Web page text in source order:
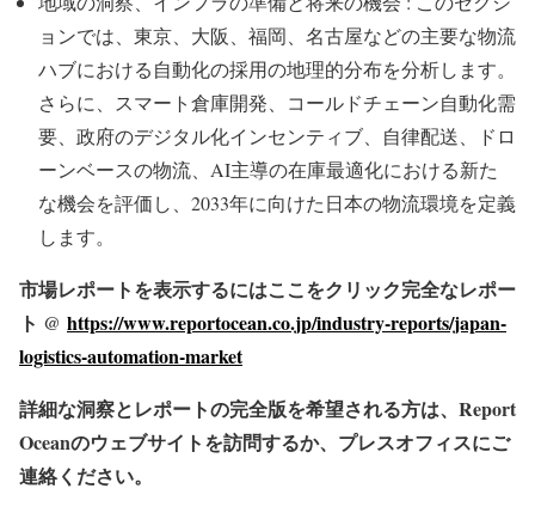
ョンでは、東京、大阪、福岡、名古屋などの主要な物流
ハブにおける自動化の採用の地理的分布を分析します。
さらに、スマート倉庫開発、コールドチェーン自動化需
要、政府のデジタル化インセンティブ、自律配送、ドロ
ーンベースの物流、AI主導の在庫最適化における新た
な機会を評価し、2033年に向けた日本の物流環境を定義
します。
市場レポートを表示するにはここをクリック完全なレポー
ト @ https://www.reportocean.co.jp/industry-reports/japan-
logistics-automation-market
詳細な洞察とレポートの完全版を希望される方は、Report
Oceanのウェブサイトを訪問するか、プレスオフィスにご
連絡ください。